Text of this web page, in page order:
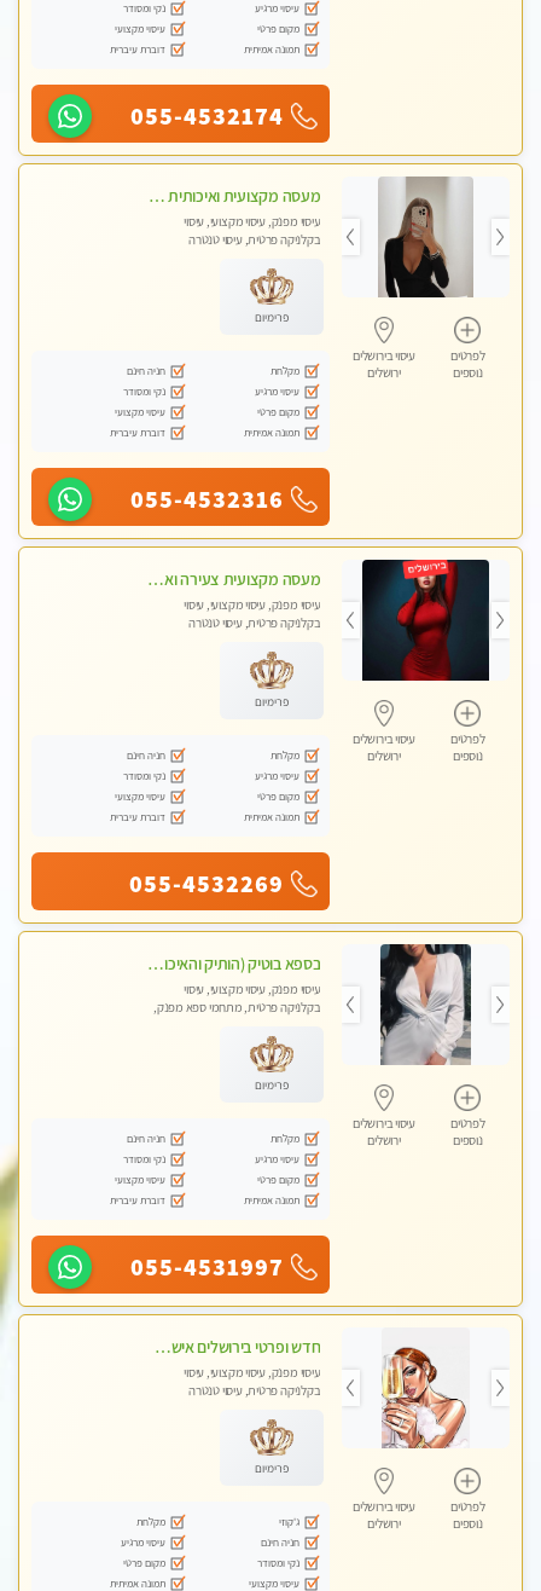
עיסוי מרגיע
נקי ומסודר
מקום פרטי
עיסוי מקצועי
תמונה אמיתית
דוברת עיברית
055-4532174
לפרטים
נוספים
עיסוי בירושלים
ירושלים
מעסה מקצועית ואיכותית לעיסוי מפנק ומקצועי VIP-מומלץ לחלוטין! פרטי! ​​​​​​ללא מין!! Highly recommended
עיסוי מפנק, עיסוי מקצועי, עיסוי
בקלניקה פרטית, עיסוי טנטרה
פרימיום
מקלחת
חניה חינם
עיסוי מרגיע
נקי ומסודר
מקום פרטי
עיסוי מקצועי
תמונה אמיתית
דוברת עיברית
055-4532316
לפרטים
נוספים
עיסוי בירושלים
ירושלים
מעסה מקצועית צעירה ואיכותית פרטי!!!
עיסוי מפנק, עיסוי מקצועי, עיסוי
בקלניקה פרטית, עיסוי טנטרה
פרימיום
מקלחת
חניה חינם
עיסוי מרגיע
נקי ומסודר
מקום פרטי
עיסוי מקצועי
תמונה אמיתית
דוברת עיברית
055-4532269
לפרטים
נוספים
עיסוי בירושלים
ירושלים
בספא בוטיק (הותיק והאיכותי בירושלים) מבחר טיפולים מפנקים עם שמנים חמים לגוף ולנפש
עיסוי מפנק, עיסוי מקצועי, עיסוי
בקלניקה פרטית, מתחמי ספא מפנק,
פרימיום
מקלחת
חניה חינם
עיסוי מרגיע
נקי ומסודר
מקום פרטי
עיסוי מקצועי
תמונה אמיתית
דוברת עיברית
055-4531997
לפרטים
נוספים
עיסוי בירושלים
ירושלים
חדש ופרטי בירושלים אישה יפה מקבלת בסוויטה פרטית v.i.p למגוון טיפולי מגע מפנקים המשאירים טעם של עוד !
עיסוי מפנק, עיסוי מקצועי, עיסוי
בקלניקה פרטית, עיסוי טנטרה
פרימיום
ג'קוזי
מקלחת
חניה חינם
עיסוי מרגיע
נקי ומסודר
מקום פרטי
עיסוי מקצועי
תמונה אמיתית